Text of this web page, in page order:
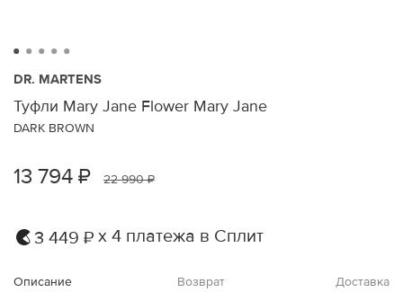
DR. MARTENS
Туфли Mary Jane Flower Mary Jane
DARK BROWN
13 794 ₽ 22 990 ₽
3 449 ₽ х 4 платежа в Сплит
Описание Возврат Доставка